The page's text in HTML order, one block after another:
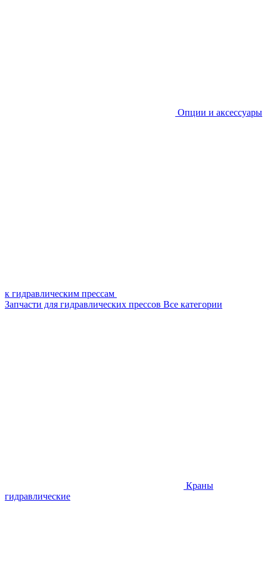
Опции и аксессуары
к гидравлическим прессам
Запчасти для гидравлических прессов Все категории
Краны
гидравлические